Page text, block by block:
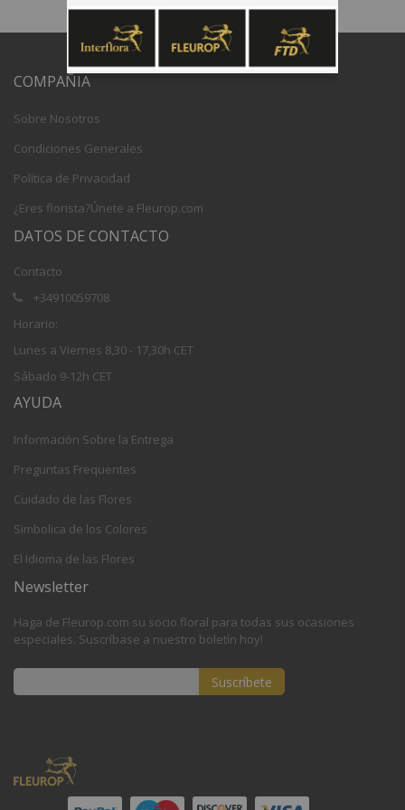
COMPAÑIA
Sobre Nosotros
Condiciones Generales
Política de Privacidad
¿Eres florista?Únete a Fleurop.com
DATOS DE CONTACTO
Contacto
+34910059708
Horario:
Lunes a Viernes 8,30 - 17,30h CET
Sábado 9-12h CET
AYUDA
Información Sobre la Entrega
Preguntas Frequentes
Cuidado de las Flores
Simbolica de los Colores
El Idioma de las Flores
Newsletter
Haga de Fleurop.com su socio floral para todas sus ocasiones
especiales. Suscríbase a nuestro boletín hoy!
nuestro
boletín
de
Suscríbete